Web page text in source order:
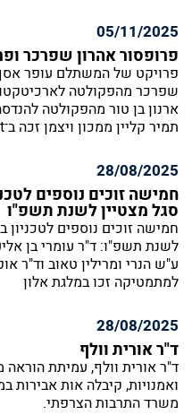
05/11/2025
פרופסור אהרון שפרכר
פרויקט של המשתלם עופר
שפרכר מהפקולטה
ארנון בן טור מהפקולטה
תמיר קליין ממכון ויצמן זכה ב־Red Dot
28/08/2025
חמישה זוכים נוספים
סגל מצטיין לשנת תשפ"ו
חמישה זוכים נוספים
לשנת תשפ"ו: ד"ר עומרי בן
ע"ש הנרי ומרילין טאוב וד"ר
למתמטיקה זכו במלגת אלון
28/08/2025
ד"ר אורית וולף
ד"ר אורית וולף, עמיתת
ואמנויות, קיבלה אות אבירות
משרד התרבות הצרפתי.